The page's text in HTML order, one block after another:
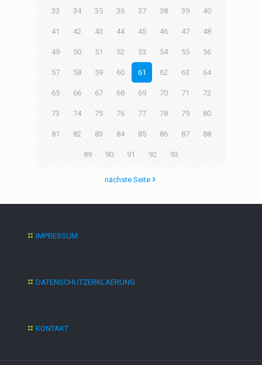
33 34 35 36 37 38 39 40
41 42 43 44 45 46 47 48
49 50 51 52 53 54 55 56
57 58 59 60 61 62 63 64
65 66 67 68 69 70 71 72
73 74 75 76 77 78 79 80
81 82 83 84 85 86 87 88
89 90 91 92 93
nächste Seite
IMPRESSUM
DATENSCHUTZERKLAERUNG
KONTAKT